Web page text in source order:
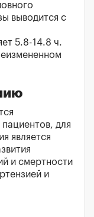
выводится с
5.8-14.8 ч.
для
является
и смертности
и